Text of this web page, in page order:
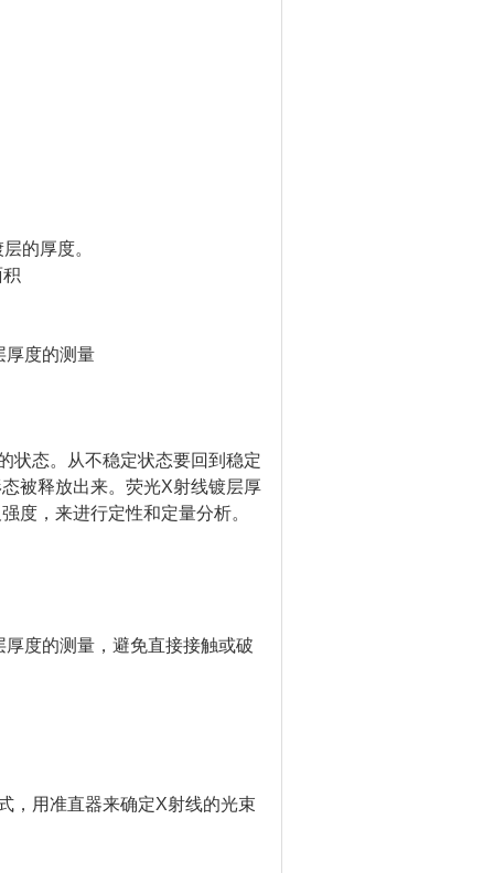
的厚度。
厚度的测量
状态。从不稳定状态要回到稳定
被释放出来。荧光X射线镀层厚
度，来进行定性和定量分析。
度的测量，避免直接接触或破
，用准直器来确定X射线的光束